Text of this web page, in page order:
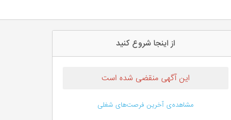
از اینجا شروع کنید
این آگهی منقضی شده است
مشاهده‌ی آخرین فرصت‌های شغلی